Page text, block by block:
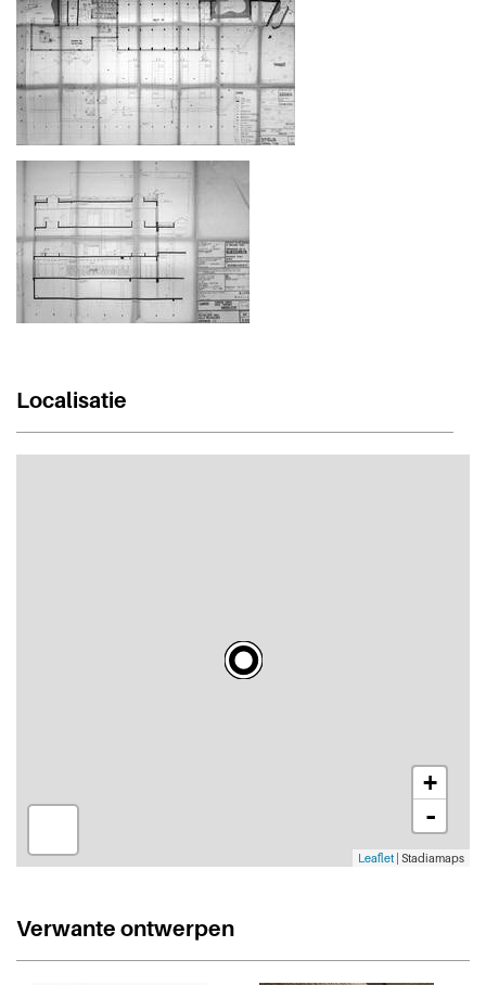
Localisatie
+
-
Leaflet | Stadiamaps
Verwante ontwerpen